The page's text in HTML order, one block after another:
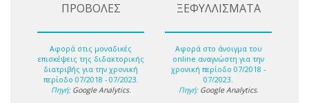
ΠΡΟΒΟΛΕΣ
Αφορά στις μοναδικές
επισκέψεις της διδακτορικής
διατριβής για την χρονική
περίοδο 07/2018 - 07/2023.
Πηγή: Google Analytics.
ΞΕΦΥΛΛΙΣΜΑΤΑ
Αφορά στο άνοιγμα του
online αναγνώστη για την
χρονική περίοδο 07/2018 -
07/2023.
Πηγή: Google Analytics.